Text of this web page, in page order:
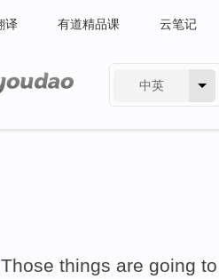
译 有道精品课 云笔记
中英
things are going